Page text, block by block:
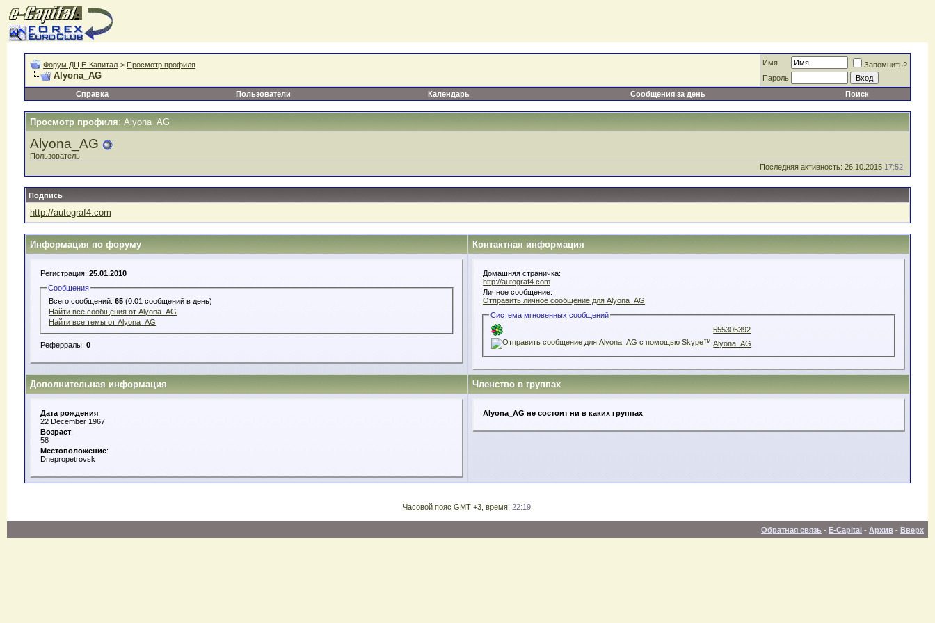
Форум ДЦ Е-Капитал > Просмотр профиля
Alyona_AG
Имя
Запомнить?
Пароль
Справка
Пользователи Календарь Сообщения за день Поиск
Просмотр профиля: Alyona_AG
Alyona_AG
Пользователь
Последняя активность: 26.10.2015 17:52
Подпись
http://autograf4.com
Информация по форуму Контактная информация
Регистрация: 25.01.2010
Сообщения
Всего сообщений:65 (0.01 сообщений в день)
Найти все сообщения от Alyona_AG
Найти все темы от Alyona_AG
Реферралы: 0
Домашняя страничка:
http://autograf4.com
Личное сообщение:
Отправить личное сообщение для Alyona_AG
Система мгновенных сообщений
555305392
Alyona_AG
Дополнительная информация Членство в группах
Дата рождения:
22 December 1967
Возраст:
58
Местоположение:
Dnepropetrovsk
Alyona_AG не состоит ни в каких группах
Часовой пояс GMT +3, время: 22:19.
Обратная связь - E-Capital - Архив - Вверх